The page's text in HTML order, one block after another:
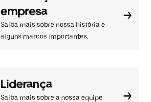
empresa
Saiba mais sobre nossa história e
alguns marcos importantes.
Liderança
Saiba mais sobre a nossa equipe